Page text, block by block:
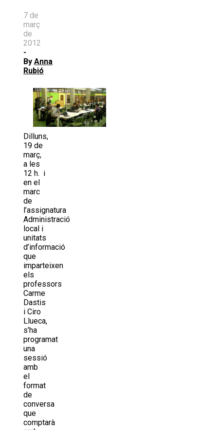
7 de
març
de
2012
-
By Anna
Rubió
Dilluns,
19 de
març,
a les
12 h. i
en el
marc
de
l’assignatura
Administració
local i
unitats
d’informació
que
imparteixen
els
professors
Carme
Dastis
i Ciro
Llueca,
s’ha
programat
una
sessió
amb
el
format
de
conversa
que
comptarà